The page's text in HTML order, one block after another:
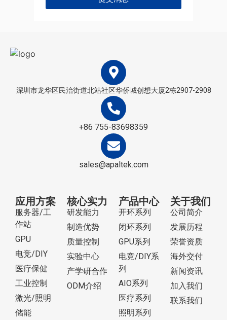
深圳市龙华区民治街道北站社区华侨城创想大厦2栋2907-2908
+86 755-83698359
sales@apaltek.com
应用方案
服务器/工
作站
GPU
电竞/DIY
医疗保健
工业控制
激光/照明
储能
核心实力
研发能力
制造优势
质量控制
实验中心
产学研合作
ODM介绍
产品中心
开环系列
闭环系列
GPU系列
电竞/DIY系
列
AIO系列
医疗系列
照明系列
关于我们
公司简介
发展历程
荣誉资质
海外交付
新闻资讯
加入我们
联系我们